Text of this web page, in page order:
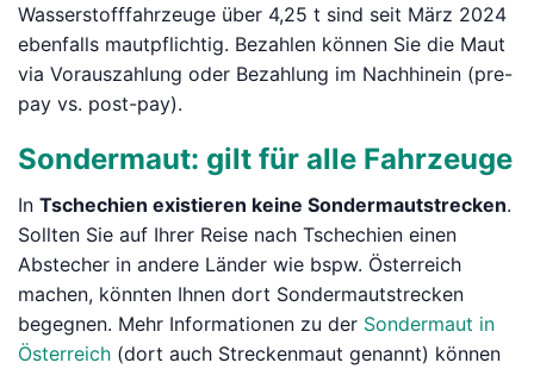
Wasserstofffahrzeuge über 4,25 t sind seit März 2024
ebenfalls mautpflichtig. Bezahlen können Sie die Maut
via Vorauszahlung oder Bezahlung im Nachhinein (pre-
pay vs. post-pay).
Sondermaut: gilt für alle Fahrzeuge
In Tschechien existieren keine Sondermautstrecken.
Sollten Sie auf Ihrer Reise nach Tschechien einen
Abstecher in andere Länder wie bspw. Österreich
machen, könnten Ihnen dort Sondermautstrecken
begegnen. Mehr Informationen zu der Sondermaut in
Österreich (dort auch Streckenmaut genannt) können